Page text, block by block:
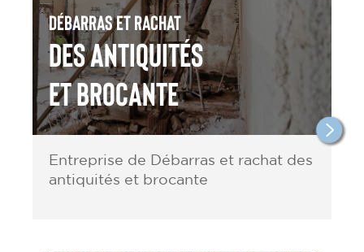
Débarras et rachat
des antiquités
et brocante
Entreprise de Débarras et rachat des
antiquités et brocante